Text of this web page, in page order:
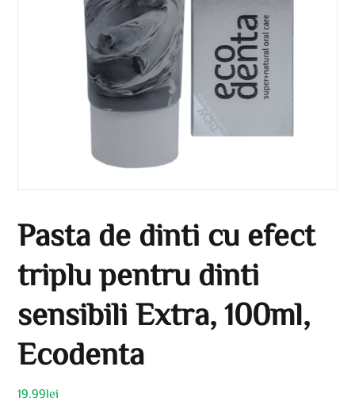
Pasta de dinti cu efect
triplu pentru dinti
sensibili Extra, 100ml,
Ecodenta
19.99lei